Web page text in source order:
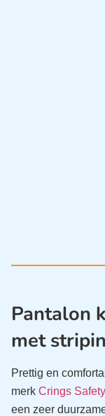
Pantalon
met
Prettig en
merk Crings
een zeer